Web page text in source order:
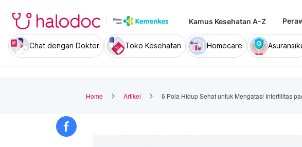
Kamus Kesehatan A-Z
Chat dengan Dokter Toko Kesehatan Homecare
Home Artikel 6 Pola Hidup Sehat untuk Mengatasi Infertilitas